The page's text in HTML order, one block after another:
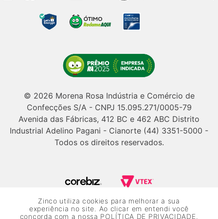
Zinco utiliza cookies para melhorar a sua
experiência no site. Ao clicar em entendi você
concorda com a nossa POLÍTICA DE PRIVACIDADE
© 2026 Morena Rosa Indústria e Comércio de
Confecções S/A - CNPJ 15.095.271/0005-79
Avenida das Fábricas, 412 BC e 462 ABC Distrito
Industrial Adelino Pagani - Cianorte (44) 3351-5000 -
Todos os direitos reservados.
Powered by Grupo Morena Rosa: Morena Rosa, Iódice, Maria Valentina,
Zinco e Lebôh - Todos os direitos reservados.